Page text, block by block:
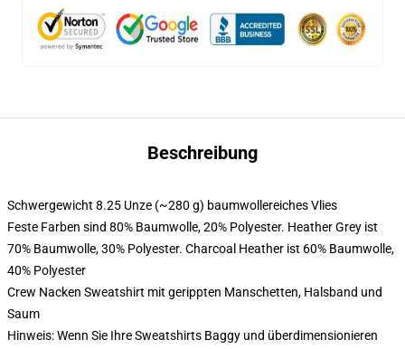
Beschreibung
Schwergewicht 8.25 Unze (~280 g) baumwollereiches Vlies
Feste Farben sind 80% Baumwolle, 20% Polyester. Heather Grey ist
70% Baumwolle, 30% Polyester. Charcoal Heather ist 60% Baumwolle,
40% Polyester
Crew Nacken Sweatshirt mit gerippten Manschetten, Halsband und
Saum
Hinweis: Wenn Sie Ihre Sweatshirts Baggy und überdimensionieren